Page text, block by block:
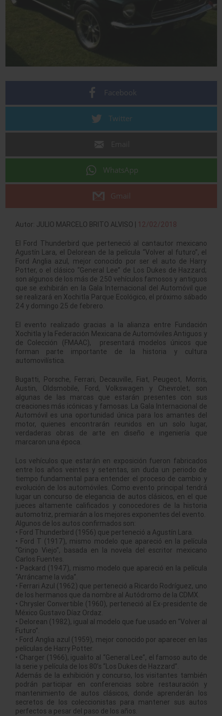
Facebook
Twitter
WhatsApp
Gmail
Autor: JULIO MARCELO BRITO ALVISO | 12/02/2018
El Ford Thunderbird que perteneció al cantautor mexicano
Agustín Lara, el Delorean de la película “Volver al futuro”, el
Ford Anglia azul, mejor conocido por ser el auto de Harry
Potter, o el clásico “General Lee” de Los Dukes de Hazzard;
son algunos de los más de 250 vehículos famosos y antiguos
que se exhibirán en la Gala Internacional del Automóvil que
se realizará en Xochitla Parque Ecológico, el próximo sábado
24 y domingo 25 de febrero.
El evento realizado gracias a la alianza entre Fundación
Xochitla y la Federación Mexicana de Automóviles Antiguos y
de Colección (FMAAC), presentará modelos únicos que
forman parte importante de la historia y cultura
automovilística.
Bugatti, Porsche, Ferrari, Decauville, Fiat, Peugeot, Morris,
Austin, Oldsmobile, Ford, Volkswagen y Chevrolet; son
algunas de las marcas que estarán presentes con sus
creaciones más icónicas y famosas. La Gala Internacional de
Automóvil es una oportunidad única para los amantes del
motor, quienes encontrarán reunidos en un solo lugar,
verdaderas obras de arte en diseño e ingeniería que
marcaron una época.
Los vehículos que estarán en exposición fueron fabricados
entre los años veintes y setentas, sin duda un periodo de
tiempo fundamental para entender el proceso de cambio y
evolución de los automóviles. Como evento principal tendrá
lugar un concurso de elegancia de autos clásicos, en el que
jueces altamente calificados y conocedores de la historia
automotriz, premiarán a los mejores exponentes del evento.
Algunos de los autos confirmados son:
• Ford Thunderbird (1956) que perteneció a Agustín Lara.
• Ford T (1917), mismo modelo que apareció en la película
“Gringo Viejo”, basada en la novela del escritor mexicano
Carlos Fuentes.
• Packard (1947), mismo modelo que apareció en la película
“Arráncame la vida”.
• Ferrari Azul (1962) que perteneció a Ricardo Rodríguez, uno
de los hermanos que da nombre al Autódromo de la CDMX.
• Chrysler Convertible (1960), perteneció al Ex-presidente de
México Gustavo Díaz Ordaz.
• Delorean (1982), igual al modelo que fue usado en “Volver al
Futuro”.
• Ford Anglia azul (1959), mejor conocido por aparecer en las
películas de Harry Potter.
• Charger (1966), igualito al “General Lee”, el famoso auto de
la serie y película de los 80’s “Los Dukes de Hazzard”.
Además de la exhibición y concurso, los visitantes también
podrán participar en conferencias sobre restauración y
mantenimiento de autos clásicos, donde aprenderán los
secretos de los coleccionistas para mantener sus autos
perfectos a pesar del paso de los años.